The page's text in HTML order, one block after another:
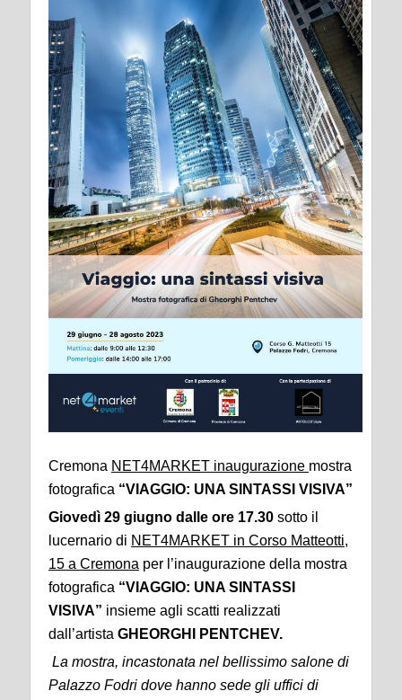
Cremona NET4MARKET inaugurazione mostra
fotografica “VIAGGIO: UNA SINTASSI VISIVA”
Giovedì 29 giugno dalle ore 17.30 sotto il
lucernario di NET4MARKET in Corso Matteotti,
15 a Cremona per l’inaugurazione della mostra
fotografica “VIAGGIO: UNA SINTASSI
VISIVA” insieme agli scatti realizzati
dall’artista GHEORGHI PENTCHEV.
La mostra, incastonata nel bellissimo salone di
Palazzo Fodri dove hanno sede gli uffici di